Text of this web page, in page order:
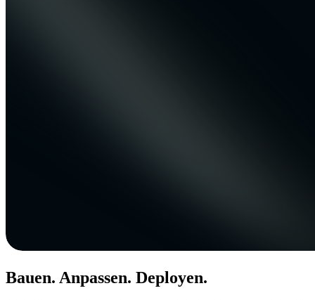
Bauen. Anpassen. Deployen.